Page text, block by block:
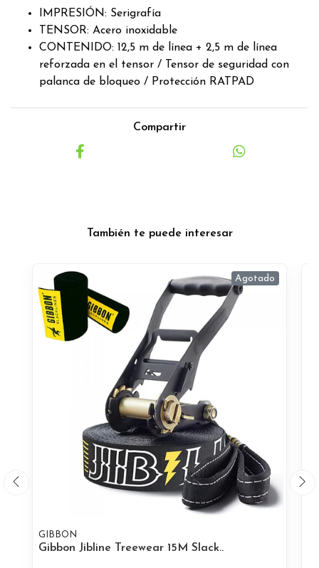
IMPRESIÓN: Serigrafía
TENSOR: Acero inoxidable
CONTENIDO: 12,5 m de línea + 2,5 m de línea
reforzada en el tensor / Tensor de seguridad con
palanca de bloqueo / Protección RATPAD
Compartir
También te puede interesar
Agotado
GIBBON
Gibbon Jibline Treewear 15M Slack..